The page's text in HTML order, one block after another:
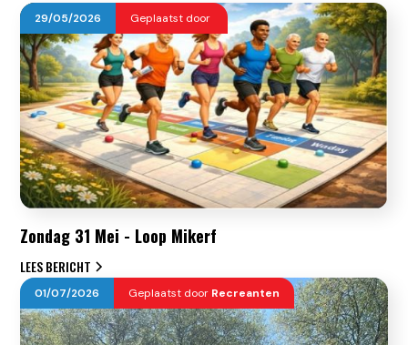
29/05/2026 Geplaatst door
Zondag 31 Mei - Loop Mikerf
LEES BERICHT
01/07/2026 Geplaatst door Recreanten